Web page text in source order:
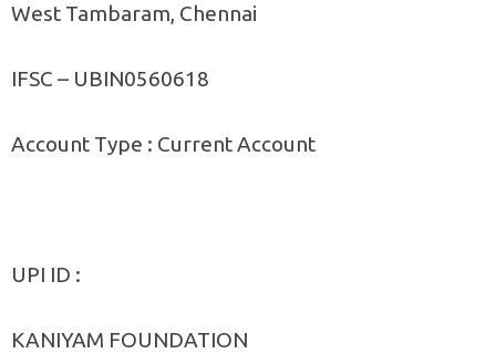
West Tambaram, Chennai
IFSC – UBIN0560618
Account Type : Current Account
UPI ID :
KANIYAM FOUNDATION